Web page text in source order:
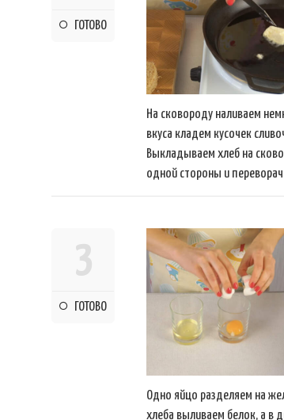
ГОТОВО
На сковороду наливаем
вкуса кладем кусочек
Выкладываем хлеб на
одной стороны и
3
ГОТОВО
Одно яйцо разделяем на
хлеба выливаем белок, а в